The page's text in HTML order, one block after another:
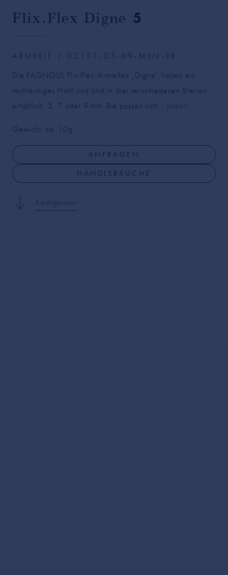
Flix.Flex Digne 5
ARMREIF | 02131-05-69-MEN-RR
Die FAGNOUL Flix.Flex-Armreifen „Digne“ haben ein
rechteckiges Profil und sind in drei verschiedenen Breiten
erhältlich: 5, 7 oder 9 mm. Sie passen sich
...(mehr)
Gewicht: ca. 10g
ANFRAGEN
HÄNDLERSUCHE
Konfigurator